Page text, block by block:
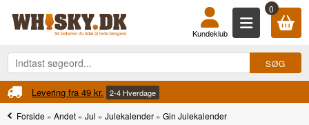
0
Kundeklub
Levering fra 49 kr. 2-4 Hverdage
Forside »Andet »Jul »Julekalender »Gin Julekalender